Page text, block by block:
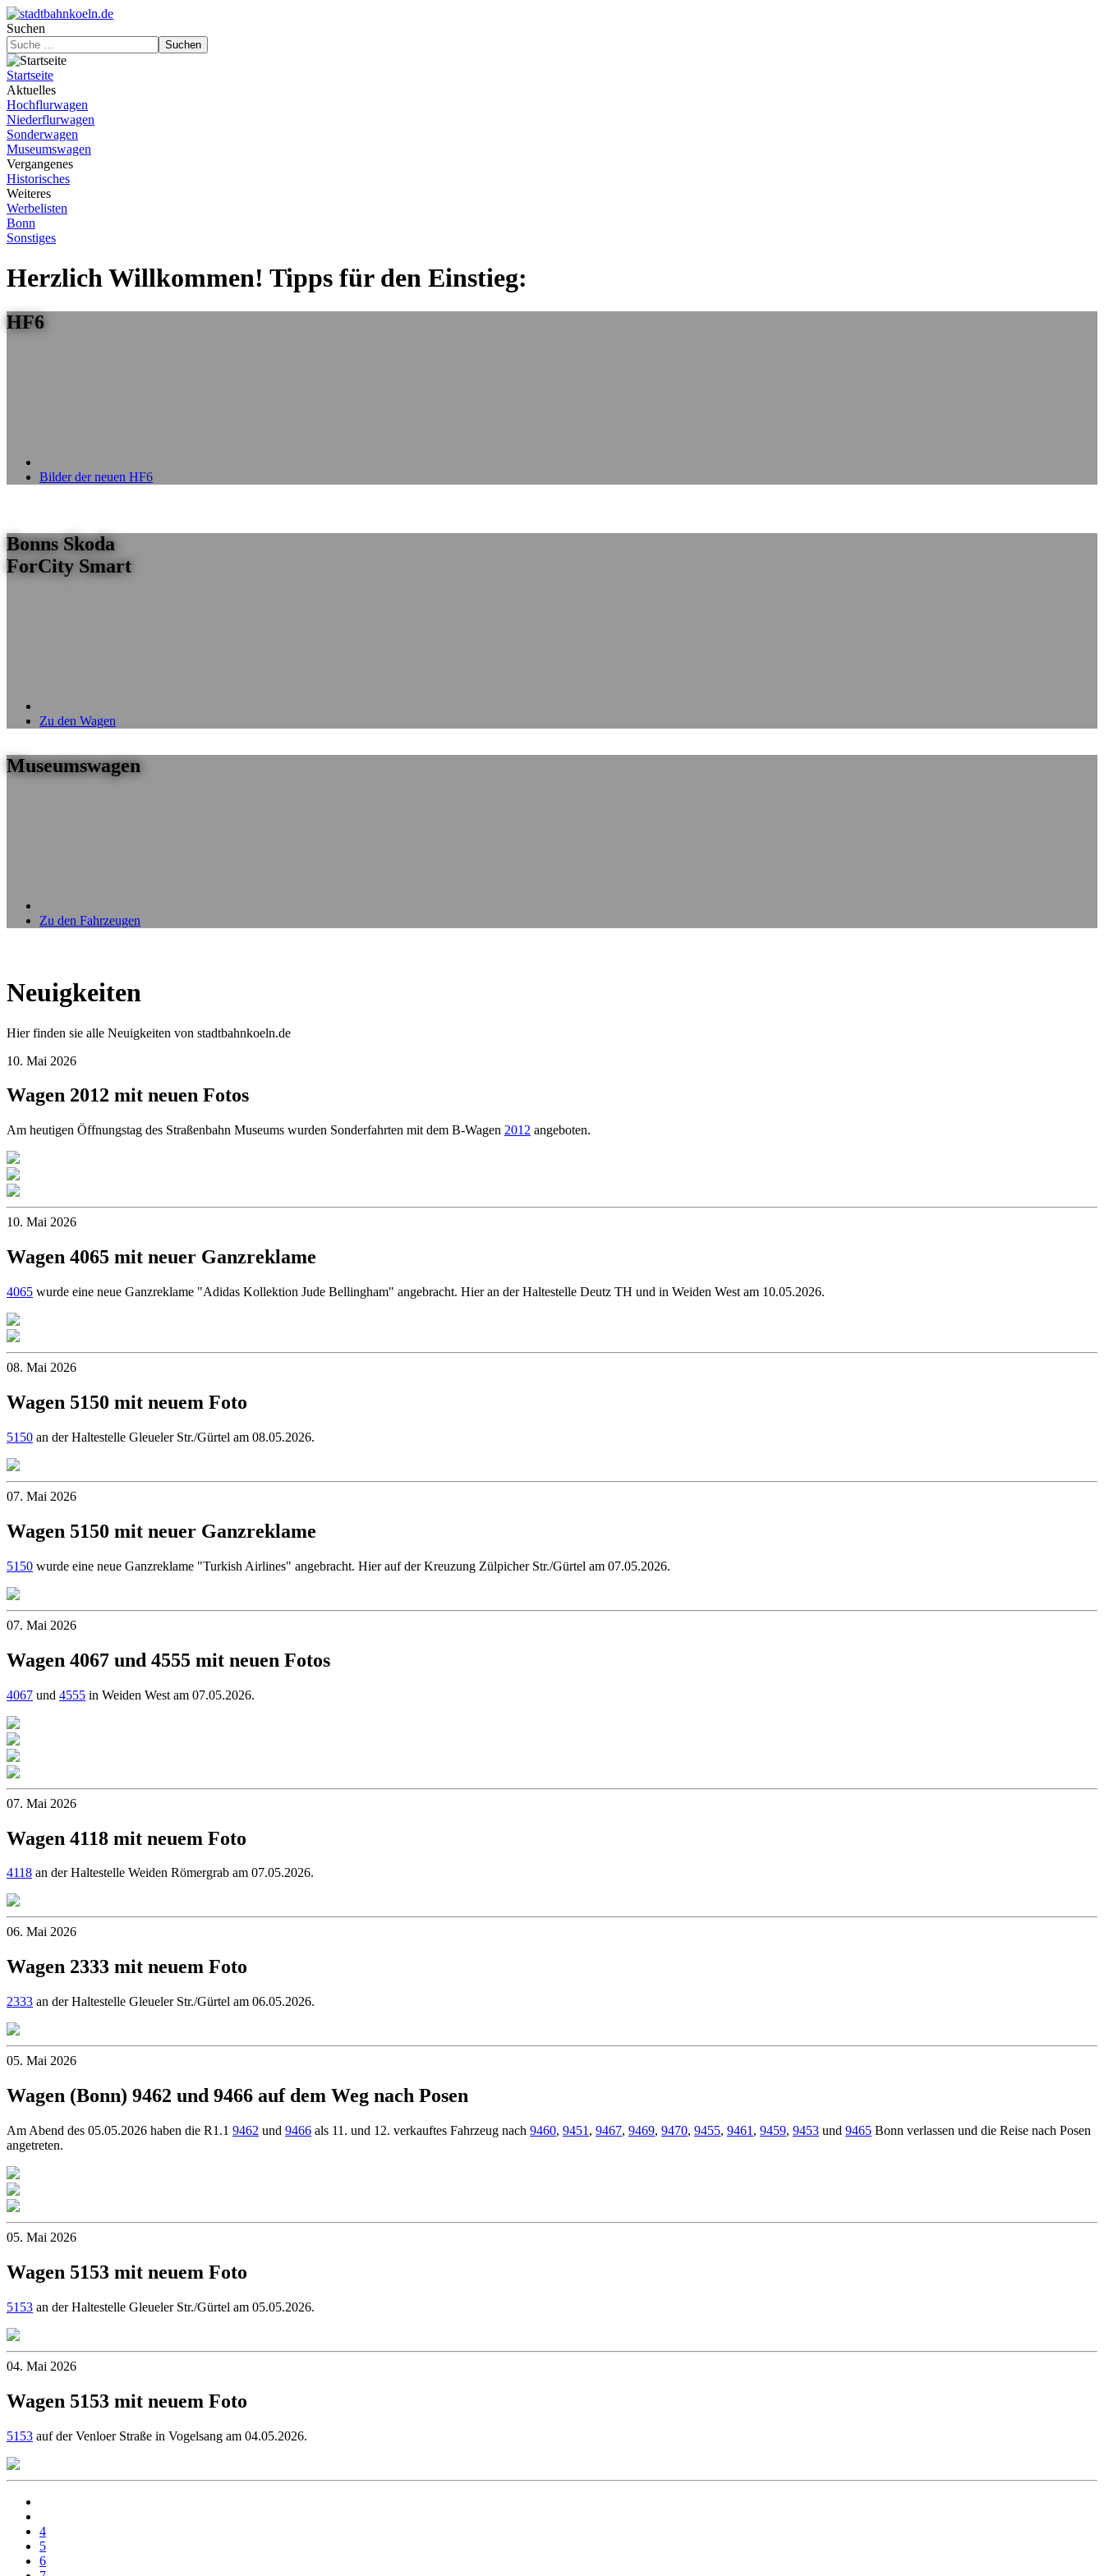
Suchen
Suchen
Startseite
Aktuelles
Hochflurwagen
Niederflurwagen
Sonderwagen
Museumswagen
Vergangenes
Historisches
Weiteres
Werbelisten
Bonn
Sonstiges
Herzlich Willkommen! Tipps für den Einstieg:
HF6
Bilder der neuen HF6
Bonns Skoda
ForCity Smart
Zu den Wagen
Museumswagen
Zu den Fahrzeugen
Neuigkeiten
Hier finden sie alle Neuigkeiten von stadtbahnkoeln.de
10. Mai 2026
Wagen 2012 mit neuen Fotos
Am heutigen Öffnungstag des Straßenbahn Museums wurden Sonderfahrten mit dem B-Wagen 2012 angeboten.
10. Mai 2026
Wagen 4065 mit neuer Ganzreklame
4065 wurde eine neue Ganzreklame "Adidas Kollektion Jude Bellingham" angebracht. Hier an der Haltestelle Deutz TH und in Weiden West am 10.05.2026.
08. Mai 2026
Wagen 5150 mit neuem Foto
5150 an der Haltestelle Gleueler Str./Gürtel am 08.05.2026.
07. Mai 2026
Wagen 5150 mit neuer Ganzreklame
5150 wurde eine neue Ganzreklame "Turkish Airlines" angebracht. Hier auf der Kreuzung Zülpicher Str./Gürtel am 07.05.2026.
07. Mai 2026
Wagen 4067 und 4555 mit neuen Fotos
4067 und 4555 in Weiden West am 07.05.2026.
07. Mai 2026
Wagen 4118 mit neuem Foto
4118 an der Haltestelle Weiden Römergrab am 07.05.2026.
06. Mai 2026
Wagen 2333 mit neuem Foto
2333 an der Haltestelle Gleueler Str./Gürtel am 06.05.2026.
05. Mai 2026
Wagen (Bonn) 9462 und 9466 auf dem Weg nach Posen
Am Abend des 05.05.2026 haben die R1.1 9462 und 9466 als 11. und 12. verkauftes Fahrzeug nach 9460, 9451 , 9467, 9469, 9470, 9455, 9461 , 9459, 9453 und 9465 Bonn verlassen und die Reise nach Posen
angetreten.
05. Mai 2026
Wagen 5153 mit neuem Foto
5153 an der Haltestelle Gleueler Str./Gürtel am 05.05.2026.
04. Mai 2026
Wagen 5153 mit neuem Foto
5153 auf der Venloer Straße in Vogelsang am 04.05.2026.
4
5
6